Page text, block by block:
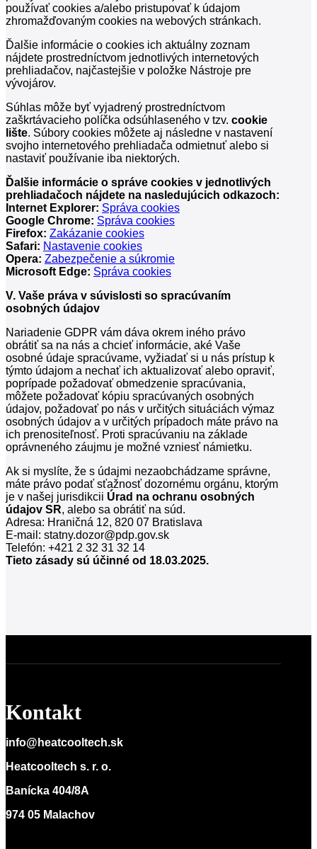
používať cookies a/alebo pristupovať k údajom
zhromažďovaným cookies na webových stránkach.
Ďalšie informácie o cookies ich aktuálny zoznam
nájdete prostredníctvom jednotlivých internetových
prehliadačov, najčastejšie v položke Nástroje pre
vývojárov.
Súhlas môže byť vyjadrený prostredníctvom
zaškrtávacieho políčka odsúhlaseného v tzv. cookie
lište. Súbory cookies môžete aj následne v nastavení
svojho internetového prehliadača odmietnuť alebo si
nastaviť používanie iba niektorých.
Ďalšie informácie o správe cookies v jednotlivých
prehliadačoch nájdete na nasledujúcich odkazoch:
Internet Explorer: Správa cookies
Google Chrome: Správa cookies
Firefox: Zakázanie cookies
Safari: Nastavenie cookies
Opera: Zabezpečenie a súkromie
Microsoft Edge: Správa cookies
V. Vaše práva v súvislosti so spracúvaním
osobných údajov
Nariadenie GDPR vám dáva okrem iného právo
obrátiť sa na nás a chcieť informácie, aké Vaše
osobné údaje spracúvame, vyžiadať si u nás prístup k
týmto údajom a nechať ich aktualizovať alebo opraviť,
poprípade požadovať obmedzenie spracúvania,
môžete požadovať kópiu spracúvaných osobných
údajov, požadovať po nás v určitých situáciách výmaz
osobných údajov a v určitých prípadoch máte právo na
ich prenositeľnosť. Proti spracúvaniu na základe
oprávneného záujmu je možné vzniesť námietku.
Ak si myslíte, že s údajmi nezaobchádzame správne,
máte právo podať sťažnosť dozornému orgánu, ktorým
je v našej jurisdikcii Úrad na ochranu osobných
údajov SR, alebo sa obrátiť na súd.
Adresa: Hraničná 12, 820 07 Bratislava
E-mail: statny.dozor@pdp.gov.sk
Telefón: +421 2 32 31 32 14
Tieto zásady sú účinné od 18.03.2025.
Kontakt
info@heatcooltech.sk
Heatcooltech s. r. o.
Banícka 404/8A
974 05 Malachov